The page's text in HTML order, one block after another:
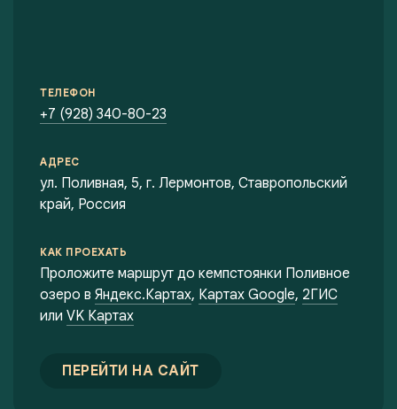
ТЕЛЕФОН
+7 (928) 340-80-23
АДРЕС
ул. Поливная, 5, г. Лермонтов, Ставропольский
край, Россия
КАК ПРОЕХАТЬ
Проложите маршрут до кемпстоянки Поливное
озеро в Яндекс.Картах, Картах Google, 2ГИС
или VK Картах
ПЕРЕЙТИ НА САЙТ